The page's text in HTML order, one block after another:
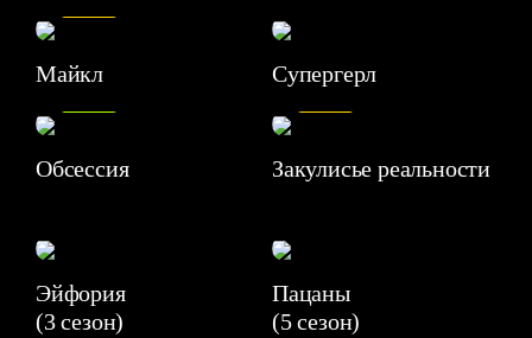
Майкл Супергерл
Обсессия
7.1
Закулисье реальности
Эйфория
(3 сезон)
Пацаны
(5 сезон)